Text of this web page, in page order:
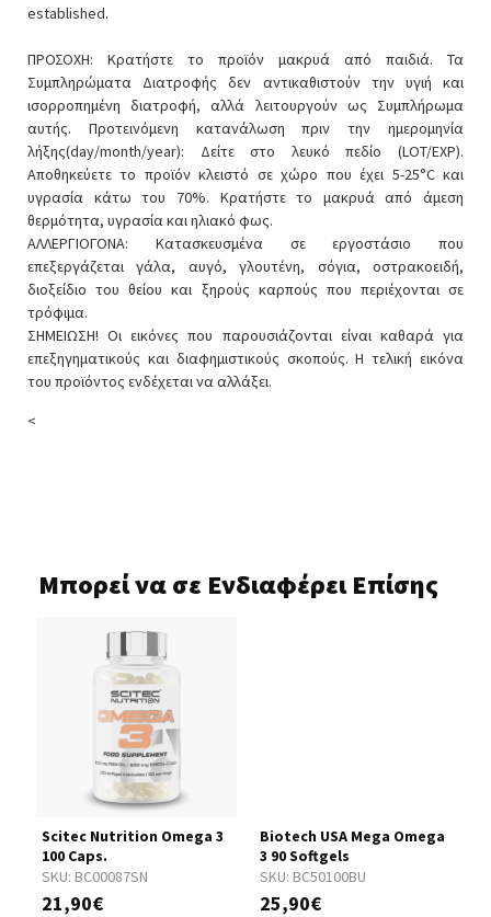
established.
ΠΡΟΣΟΧΗ: Κρατήστε το προϊόν μακρυά από παιδιά. Τα
Συμπληρώματα Διατροφής δεν αντικαθιστούν την υγιή και
ισορροπημένη διατροφή, αλλά λειτουργούν ως Συμπλήρωμα
αυτής. Προτεινόμενη κατανάλωση πριν την ημερομηνία
λήξης(day/month/year): Δείτε στο λευκό πεδίο (LOT/EXP).
Αποθηκεύετε το προϊόν κλειστό σε χώρο που έχει 5-25°C και
υγρασία κάτω του 70%. Κρατήστε το μακρυά από άμεση
θερμότητα, υγρασία και ηλιακό φως.
ΑΛΛΕΡΓΙΟΓΟΝΑ: Κατασκευσμένα σε εργοστάσιο που
επεξεργάζεται γάλα, αυγό, γλουτένη, σόγια, οστρακοειδή,
διοξείδιο του θείου και ξηρούς καρπούς που περιέχονται σε
τρόφιμα.
ΣΗΜΕΙΩΣΗ! Οι εικόνες που παρουσιάζονται είναι καθαρά για
επεξηγηματικούς και διαφημιστικούς σκοπούς. Η τελική εικόνα
του προϊόντος ενδέχεται να αλλάξει.
<
Μπορεί να σε Ενδιαφέρει Επίσης
SKU: BC00087SN
Scitec Nutrition Omega 3
100 Caps.
21,90€
SKU: BC50100BU
Biotech USA Mega Omega
3 90 Softgels
25,90€